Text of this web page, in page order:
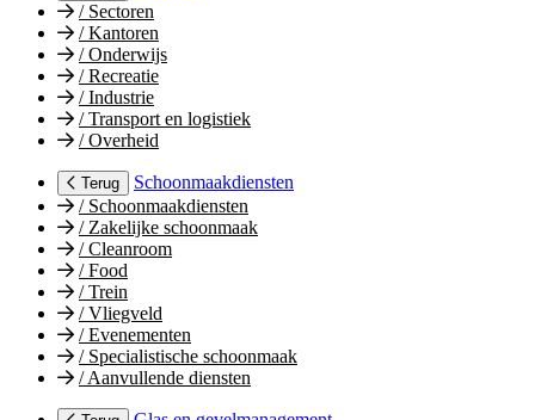
/Sectoren
/Kantoren
/Onderwijs
/Recreatie
/Industrie
/Transport en logistiek
/Overheid
Terug
Schoonmaakdiensten
/Schoonmaakdiensten
/Zakelijke schoonmaak
/Cleanroom
/Food
/Trein
/Vliegveld
/Evenementen
/Specialistische schoonmaak
/Aanvullende diensten